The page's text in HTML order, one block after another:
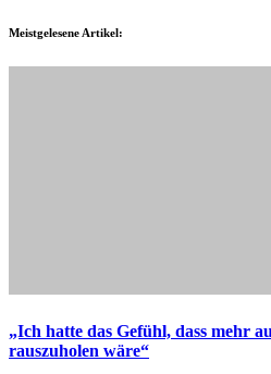
Meistgelesene Artikel:
„Ich hatte das Gefühl, dass mehr
rauszuholen wäre“